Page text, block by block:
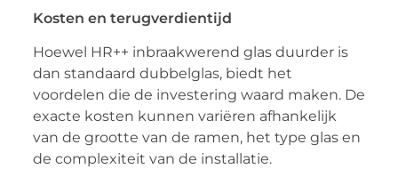
Kosten en terugverdientijd
Hoewel HR++ inbraakwerend glas duurder is
dan standaard dubbelglas, biedt het
voordelen die de investering waard maken. De
exacte kosten kunnen variëren afhankelijk
van de grootte van de ramen, het type glas en
de complexiteit van de installatie.